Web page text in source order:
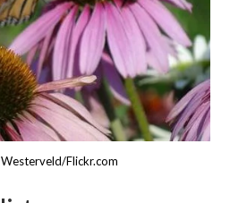
Flickr.com